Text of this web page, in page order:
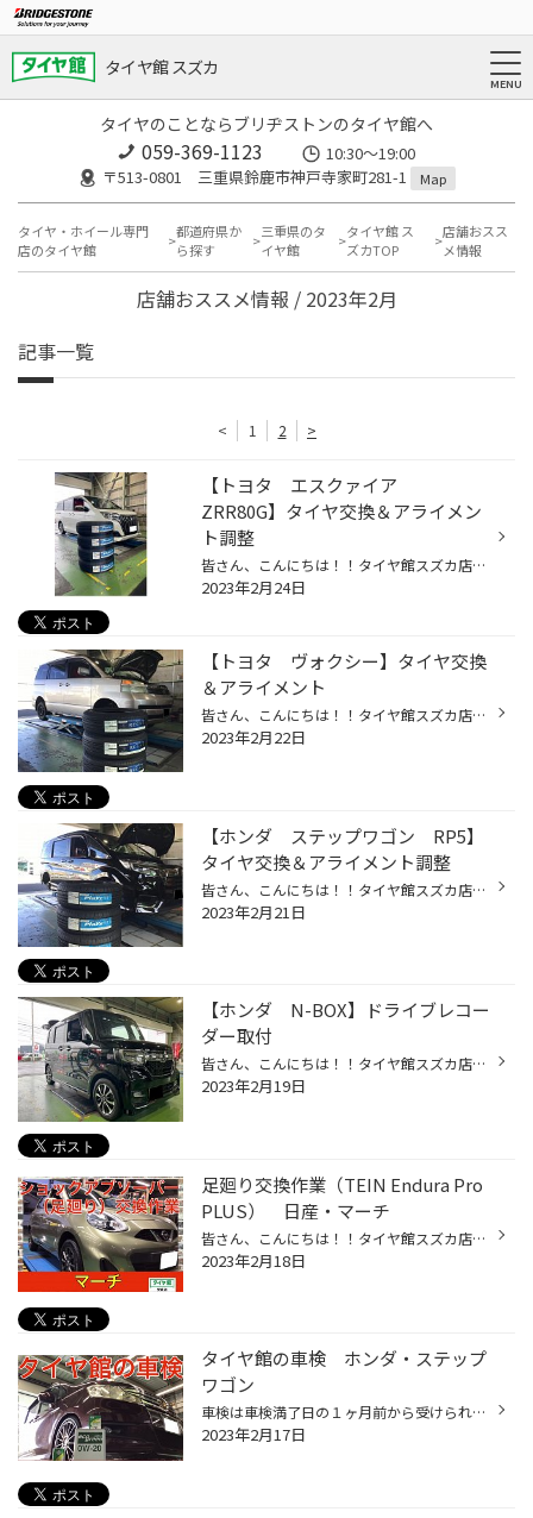
タイヤ館 スズカ
タイヤのことならブリヂストンのタイヤ館へ
059-369-1123
10:30～19:00
〒513-0801 三重県鈴鹿市神戸寺家町281-1
Map
タイヤ・ホイール専門
店のタイヤ館
都道府県か
ら探す
三重県のタ
イヤ館
タイヤ館 ス
ズカTOP
店舗おスス
メ情報
店舗おススメ情報 / 2023年2月
記事一覧
< 1 2 >
【トヨタ エスクァイア
ZRR80G】タイヤ交換＆アライメン
ト調整
皆さん、こんにちは！！タイヤ館スズカ店です！！ いつもタイヤ館スズカ店のHPを閲覧頂き誠にありがとうございます！！ 今回はタイヤ館スズカ店の作業事例をご紹介します。 本日ご紹介させていただく作業はコチラ！！ お車：トヨタ エスクァイア タイヤ：Plaz PX-RVⅡ ミニバン専用 サイズ：195/65R1...
2023年2月24日
【トヨタ ヴォクシー】タイヤ交換
＆アライメント
皆さん、こんにちは！！タイヤ館スズカ店です！！ いつもタイヤ館スズカ店のHPを閲覧頂き誠にありがとうございます！！ 今回はタイヤ館スズカ店の作業事例をご紹介します。 本日紹介させていただく作業はコチラ！！ お車：トヨタ ヴォクシー タイヤ：GRVⅡ ミニバン専用 サイズ：195/65R15 ミニバン...
2023年2月22日
【ホンダ ステップワゴン RP5】
タイヤ交換＆アライメント調整
皆さん、こんにちは！！タイヤ館スズカ店です！！ いつもタイヤ館スズカ店のHPを閲覧頂き誠にありがとうございます！！ 今回はタイヤ館スズカ店の作業事例をご紹介します。 本日ご紹介させていただく作業はコチラ！！ お車：ホンダ ステップワゴン タイヤ：Plaz PX-RVⅡ ミニバン専用 サイズ：205/55...
2023年2月21日
【ホンダ N-BOX】ドライブレコー
ダー取付
皆さん、こんにちは！！タイヤ館スズカ店です！！ いつもタイヤ館スズカ店のHPを閲覧頂き誠にありがとうございます！！ 今回はタイヤ館スズカ店の作業事例をご紹介します。 本日ご紹介させていただく作業はコチラ！！ 【ホンダ N-BOX】の ドライブレコーダー取付 のご紹介です。 今回のお客様は前後...
2023年2月19日
足廻り交換作業（TEIN Endura Pro
PLUS） 日産・マーチ
皆さん、こんにちは！！タイヤ館スズカ店です！！ いつもタイヤ館スズカ店のHPを閲覧頂き誠にありがとうございます！！ 今回はタイヤ館安城店の作業事例をご紹介します。 本日紹介させていただく作業はコチラ！！ 当店でも同様の作業を行っております！ぜひご相談ください！！ 高は上げない、下げな...
2023年2月18日
タイヤ館の車検 ホンダ・ステップ
ワゴン
車検は車検満了日の１ヶ月前から受けられます。 愛車の車検はどうされていますか？車検といえば、カーディーラーさんや自動車屋さん、車検専門店など、たくさんありますよね。 タイヤ館スズカ店でも車検を取り扱っています。 車検を通すお店の中に「タイヤ館安城店」を候補としてぜひ入れてください...
2023年2月17日